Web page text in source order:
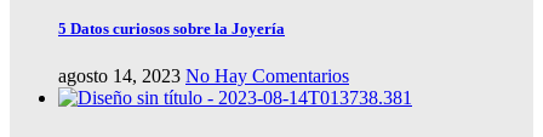
5 Datos curiosos sobre la Joyería
agosto 14, 2023 No Hay Comentarios